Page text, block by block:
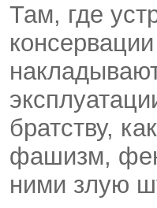
Там, где
братству,
фашизм,
ними злую